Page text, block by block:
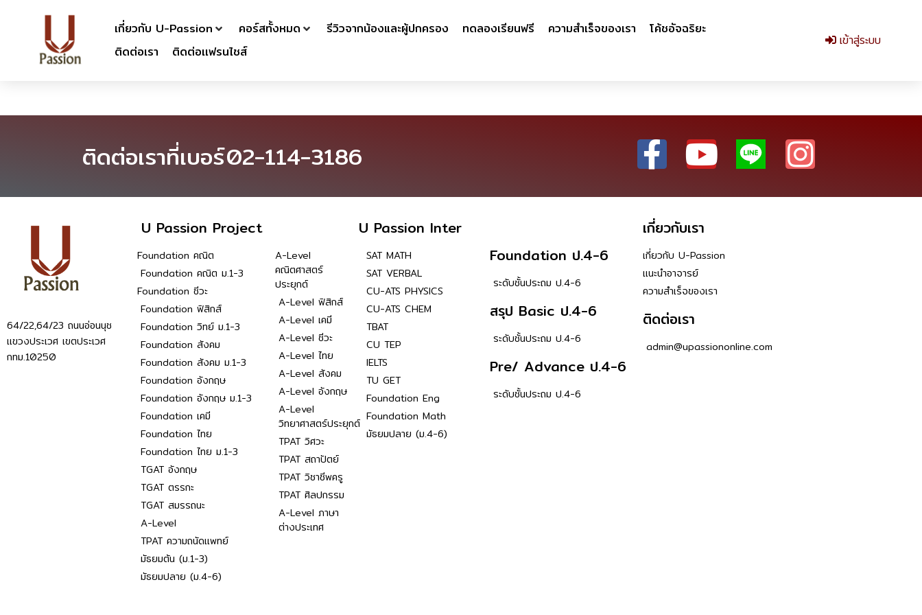
เกี่ยวกับ U-Passion คอร์สทั้งหมด รีวิวจากน้องและผู้ปกครอง ทดลองเรียนฟรี ความสำเร็จของเรา
โค้ชอัจฉริยะ
ติดต่อเรา
ติดต่อเเฟรนไชส์
เข้าสู่ระบบ
ติดต่อเราที่เบอร์02-114-3186
U Passion Project U Passion Inter เกี่ยวกับเรา
64/22,64/23 ถนนอ่อนนุช
แขวงประเวศ เขตประเวศ
กทม.10250
Foundation คณิต
Foundation คณิต ม.1-3
Foundation ชีวะ
Foundation ฟิสิกส์
Foundation วิทย์ ม.1-3
Foundation สังคม
Foundation สังคม ม.1-3
Foundation อังกฤษ
Foundation อังกฤษ ม.1-3
Foundation เคมี
Foundation ไทย
Foundation ไทย ม.1-3
TGAT อังกฤษ
TGAT ตรรกะ
TGAT สมรรถนะ
A-Level
TPAT ความถนัดแพทย์
มัธยมต้น (ม.1-3)
มัธยมปลาย (ม.4-6)
A-Level
คณิตศาสตร์
ประยุกต์
A-Level ฟิสิกส์
A-Level เคมี
A-Level ชีวะ
A-Level ไทย
A-Level สังคม
A-Level อังกฤษ
A-Level
วิทยาศาสตร์ประยุกต์
TPAT วิศวะ
TPAT สถาปัตย์
TPAT วิชาชีพครู
TPAT ศิลปกรรม
A-Level ภาษา
ต่างประเทศ
SAT MATH
SAT VERBAL
CU-ATS PHYSICS
CU-ATS CHEM
TBAT
CU TEP
IELTS
TU GET
Foundation Eng
Foundation Math
มัธยมปลาย (ม.4-6)
Foundation ป.4-6
ระดับชั้นประถม ป.4-6
สรุป Basic ป.4-6
ระดับชั้นประถม ป.4-6
Pre/ Advance ป.4-6
ระดับชั้นประถม ป.4-6
เกี่ยวกับ U-Passion
แนะนำอาจารย์
ความสำเร็จของเรา
ติดต่อเรา
admin@upassiononline.com